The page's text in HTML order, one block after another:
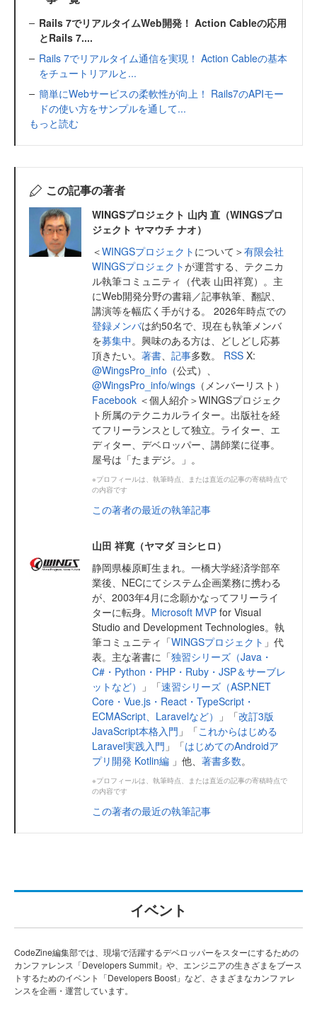
Rails 7でリアルタイムWeb開発！ Action Cableの応用
とRails 7....
Rails 7でリアルタイム通信を実現！ Action Cableの基本
をチュートリアルと...
簡単にWebサービスの柔軟性が向上！ Rails7のAPIモー
ドの使い方をサンプルを通して...
もっと読む
この記事の著者
WINGSプロジェクト 山内 直（WINGSプロ
ジェクト ヤマウチ ナオ）
＜WINGSプロジェクト について＞有限会社
WINGSプロジェクトが運営する、テクニカ
ル執筆コミュニティ（代表 山田祥寛）。主
にWeb開発分野の書籍／記事執筆、翻訳、
講演等を幅広く手がける。 2026年時点での
登録メンバは約50名で、現在も執筆メンバ
を募集中。興味のある方は、どしどし応募
頂きたい。 著書、 記事多数。 RSS X:
@WingsPro_info （公式）、
@WingsPro_info/wings （メンバーリスト）
Facebook ＜個人紹介＞WINGSプロジェク
ト所属のテクニカルライター。出版社を経
てフリーランスとして独立。ライター、エ
ディター、デベロッパー、講師業に従事。
屋号は「たまデジ。」。
※プロフィールは、執筆時点、または直近の記事の寄稿時点で
の内容です
この著者の最近の執筆記事
山田 祥寛（ヤマダ ヨシヒロ）
静岡県榛原町生まれ。一橋大学経済学部卒
業後、NECにてシステム企画業務に携わる
が、2003年4月に念願かなってフリーライ
ターに転身。 Microsoft MVP for Visual
Studio and Development Technologies。執
筆コミュニティ「WINGSプロジェクト 」代
表。主な著書に「独習シリーズ（Java・
C#・Python・PHP・Ruby・JSP＆サーブレ
ットなど）
」「速習シリーズ（ASP.NET
Core・Vue.js・React・TypeScript・
ECMAScript、Laravelなど）
」「改訂3版
JavaScript本格入門 」「これからはじめる
Laravel実践入門 」「はじめてのAndroidア
プリ開発 Kotlin編 」他、 著書多数。
※プロフィールは、執筆時点、または直近の記事の寄稿時点で
の内容です
この著者の最近の執筆記事
イベント
CodeZine編集部では、現場で活躍するデベロッパーをスターにするための
カンファレンス「Developers Summit」や、エンジニアの生きざまをブース
トするためのイベント「Developers Boost」など、さまざまなカンファレ
ンスを企画・運営しています。